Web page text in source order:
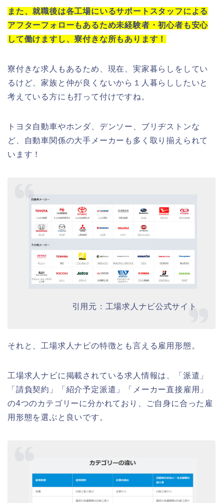
また、就職後は各工場にいるサポートスタッフによる
アフターフォローもあるため未経験者・初心者も安心
して働けますし、寮付きな所もあります！
寮付きな求人もあるため、現在、実家暮らしをしてい
るけど、家族と仲が良くないから１人暮らししたいと
考えている方にも打って付けですね。
トヨタ自動車やホンダ、デンソー、ブリヂストンな
ど、自動車関係の大手メーカーも多く取り揃えられて
います！
引用元：工場求人ナビ公式サイト
それと、工場求人ナビの特徴とも言える雇用形態。
工場求人ナビに掲載されている求人情報は、「派遣」
「請負契約」「紹介予定派遣」「メーカー直接雇用」
の4つのカテゴリーに分かれており、ご自身に合った雇
用形態を選ぶと良いです。